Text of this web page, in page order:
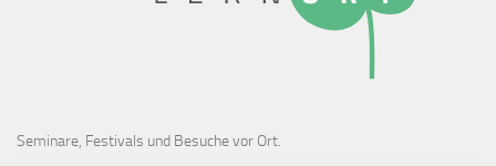
Seminare, Festivals und Besuche vor Ort.